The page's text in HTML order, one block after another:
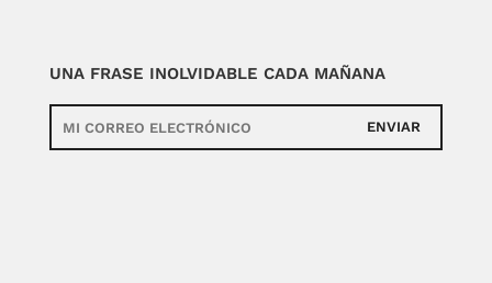
UNA FRASE INOLVIDABLE CADA MAÑANA
ENVIAR